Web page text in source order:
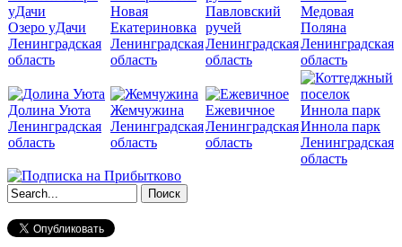
Озеро уДачи
Ленинградская
область
Новая
Екатериновка
Ленинградская
область
Павловский
ручей
Ленинградская
область
Медовая
Поляна
Ленинградская
область
Долина Уюта
Ленинградская
область
Жемчужина
Ленинградская
область
Ежевичное
Ленинградская
область
Иннола парк
Ленинградская
область
Форма поиска